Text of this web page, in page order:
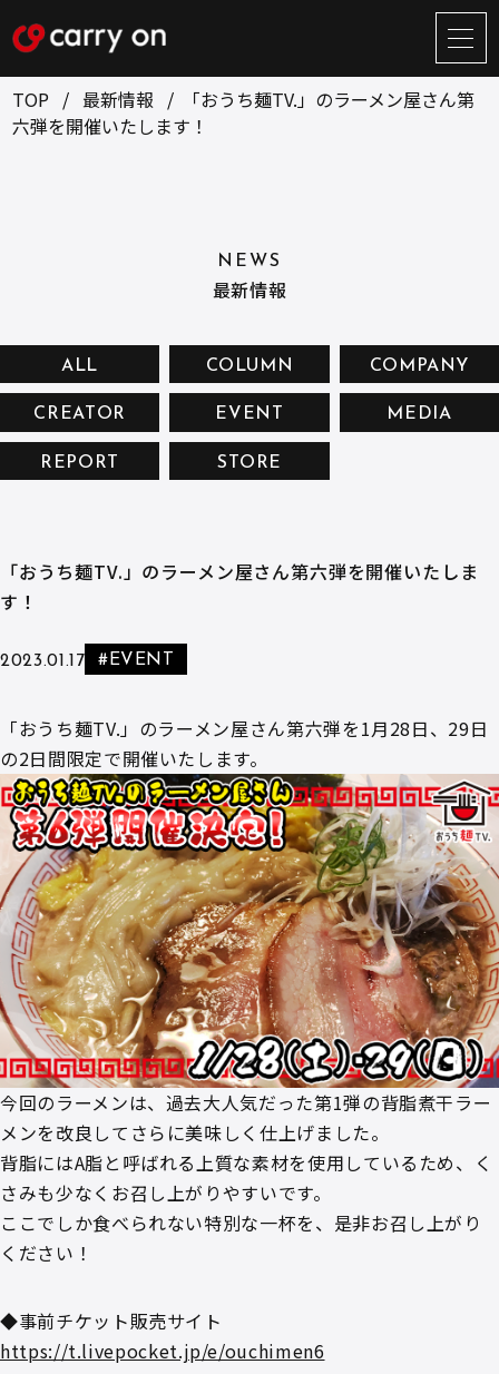
サ
イ
ト
メ
RECRUIT
お問い合せ
プライバシーポリシー
TOP 最新情報
「おうち麺TV.」のラーメン屋さん第
六弾を開催いたします！
NEWS
最新情報
ALL COLUMN COMPANY
CREATOR EVENT MEDIA
REPORT STORE
「おうち麺TV.」のラーメン屋さん第六弾を開催いたしま
す！
2023.01.17 #EVENT
「おうち麺TV.」のラーメン屋さん第六弾を1月28日、29日
の2日間限定で開催いたします。
今回のラーメンは、過去大人気だった第1弾の背脂煮干ラー
メンを改良してさらに美味しく仕上げました。
背脂にはA脂と呼ばれる上質な素材を使用しているため、く
さみも少なくお召し上がりやすいです。
ここでしか食べられない特別な一杯を、是非お召し上がり
ください！
◆事前チケット販売サイト
https://t.livepocket.jp/e/ouchimen6